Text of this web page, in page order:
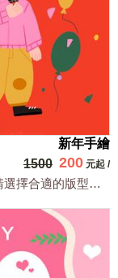
新年手繪
1500 200 元起 /
最大輸出尺寸1920*700像素請選擇合適的版型，文字或相關商品圖須由買方提供文...